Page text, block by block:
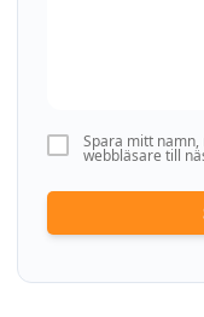
Spara mitt namn,
webbläsare till